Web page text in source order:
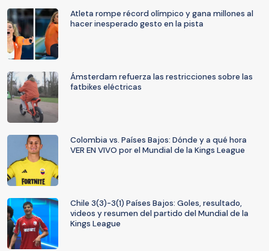
Atleta rompe récord olímpico y gana millones al
hacer inesperado gesto en la pista
Ámsterdam refuerza las restricciones sobre las
fatbikes eléctricas
Colombia vs. Países Bajos: Dónde y a qué hora
VER EN VIVO por el Mundial de la Kings League
Chile 3(3)-3(1) Países Bajos: Goles, resultado,
videos y resumen del partido del Mundial de la
Kings League